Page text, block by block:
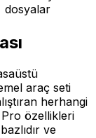
dosyalar
araç seti
herhangi
Pro özellikleri
ve